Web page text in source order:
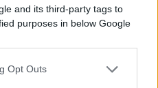
and its third-party tags to
purposes in below Google
Opt Outs
mandata in
sera, aveva scelto di